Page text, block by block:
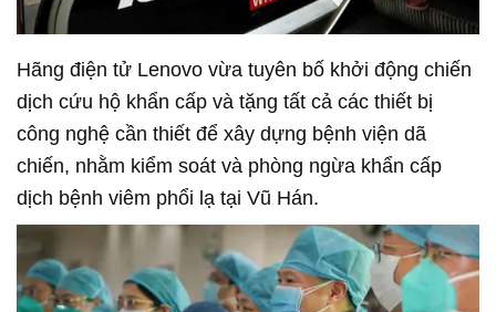
Hãng điện tử Lenovo vừa tuyên bố khởi động chiến
dịch cứu hộ khẩn cấp và tặng tất cả các thiết bị
công nghệ cần thiết để xây dựng bệnh viện dã
chiến, nhằm kiểm soát và phòng ngừa khẩn cấp
dịch bệnh viêm phổi lạ tại Vũ Hán.